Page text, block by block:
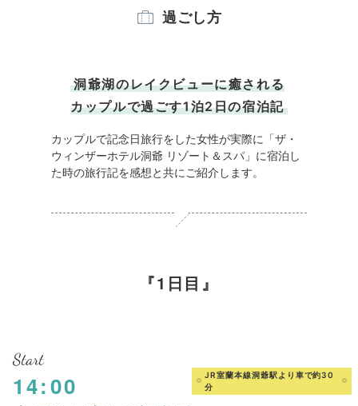
過ごし方
洞爺湖のレイクビューに癒される
カップルで過ごす1泊2日の宿泊記
カップルで記念日旅行をした女性が実際に「ザ・
ウィンザーホテル洞爺 リゾート＆スパ」に宿泊し
た時の旅行記を感想と共にご紹介します。
1日目
Start
14:00
JR室蘭本線洞爺駅より車で約30
分